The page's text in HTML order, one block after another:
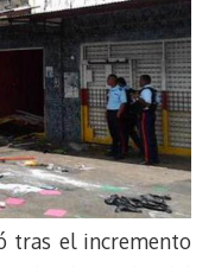
tras el incremento